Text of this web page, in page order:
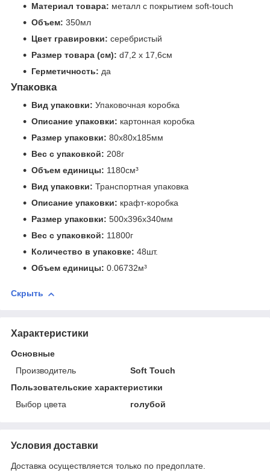
Материал товара: металл с покрытием soft-touch
Объем: 350мл
Цвет гравировки: серебристый
Размер товара (см): d7,2 х 17,6см
Герметичность: да
Упаковка
Вид упаковки: Упаковочная коробка
Описание упаковки: картонная коробка
Размер упаковки: 80x80x185мм
Вес с упаковкой: 208г
Объем единицы: 1180см³
Вид упаковки: Транспортная упаковка
Описание упаковки: крафт-коробка
Размер упаковки: 500x396x340мм
Вес с упаковкой: 11800г
Количество в упаковке: 48шт.
Объем единицы: 0.06732м³
Скрыть
Характеристики
Основные
Производитель
Soft Touch
Пользовательские характеристики
Выбор цвета
голубой
Условия доставки
Доставка осуществляется только по предоплате.